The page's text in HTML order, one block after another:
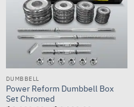
DUMBBELL
Power Reform Dumbbell Box
Set Chromed